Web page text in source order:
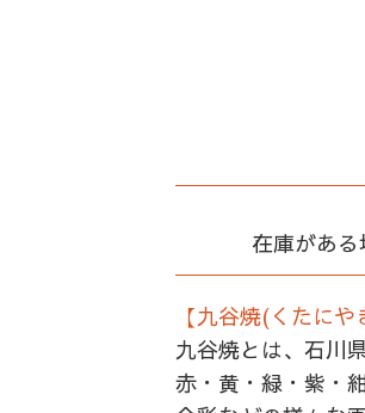
在庫があ
【九谷焼(くたにや
九谷焼とは、石川
赤・黄・緑・紫・